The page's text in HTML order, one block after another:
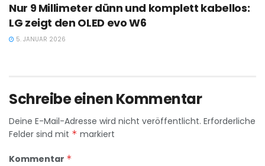
Nur 9 Millimeter dünn und komplett kabellos:
LG zeigt den OLED evo W6
5. JANUAR 2026
Schreibe einen Kommentar
Deine E-Mail-Adresse wird nicht veröffentlicht. Erforderliche
Felder sind mit * markiert
Kommentar *